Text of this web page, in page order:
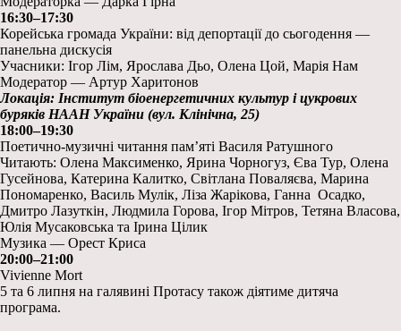
16:30–17:30
Корейська громада України: від депортації до сьогодення —
панельна дискусія
Учасники: Ігор Лім, Ярослава Дьо, Олена Цой, Марія Нам
Модератор — Артур Харитонов
Локація: Інститут біоенергетичних культур і цукрових
буряків НААН України (вул. Клінічна, 25)
18:00–19:30
Поетично-музичні читання пам’яті Василя Ратушного
Читають: Олена Максименко, Ярина Чорногуз, Єва Тур, Олена
Гусейнова, Катерина Калитко, Світлана Поваляєва, Марина
Пономаренко, Василь Мулік, Ліза Жарікова, Ганна Осадко,
Дмитро Лазуткін, Людмила Горова, Ігор Мітров, Тетяна Власова,
Юлія Мусаковська та Ірина Цілик
Музика — Орест Криса
20:00–21:00
Vivienne Mort
5 та 6 липня на галявині Протасу також діятиме дитяча
програма.